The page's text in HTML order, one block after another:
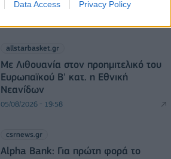
Data Access Privacy Policy
Ταμπάκου (pic)
allstarbasket.gr
Με Λιθουανία στον προημιτελικό του
Ευρωπαϊκού Β' κατ. η Εθνική
Νεανίδων
05/08/2026 - 19:58
csrnews.gr
Alpha Bank: Για πρώτη φορά το